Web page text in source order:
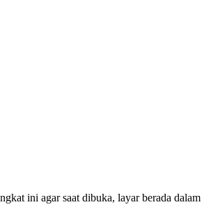
ini agar saat dibuka, layar berada dalam